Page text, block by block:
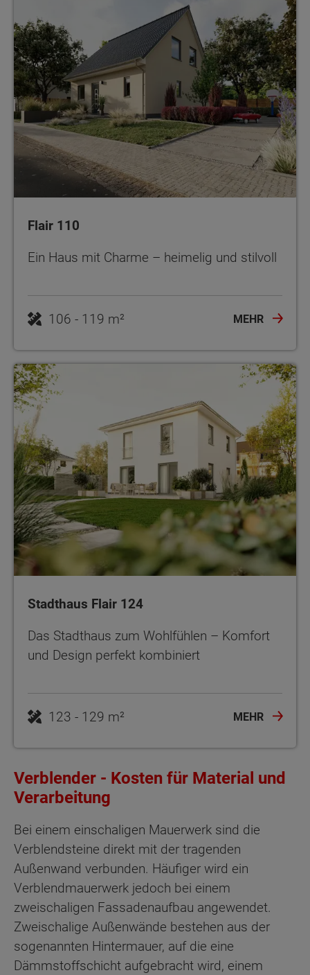
Flair 110
Ein Haus mit Charme – heimelig und stilvoll
106 - 119 m² MEHR
Stadthaus Flair 124
Das Stadthaus zum Wohlfühlen – Komfort
und Design perfekt kombiniert
123 - 129 m² MEHR
Verblender - Kosten für Material und
Verarbeitung
Bei einem einschaligen Mauerwerk sind die
Verblendsteine direkt mit der tragenden
Außenwand verbunden. Häufiger wird ein
Verblendmauerwerk jedoch bei einem
zweischaligen Fassadenaufbau angewendet.
Zweischalige Außenwände bestehen aus der
sogenannten Hintermauer, auf die eine
Dämmstoffschicht aufgebracht wird, einem